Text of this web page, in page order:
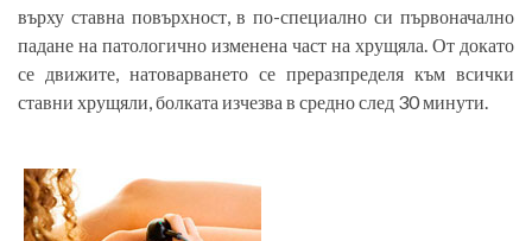
върху ставна повърхност, в по-специално си първоначално
падане на патологично изменена част на хрущяла. От докато
се движите, натоварването се преразпределя към всички
ставни хрущяли, болката изчезва в средно след 30 минути.